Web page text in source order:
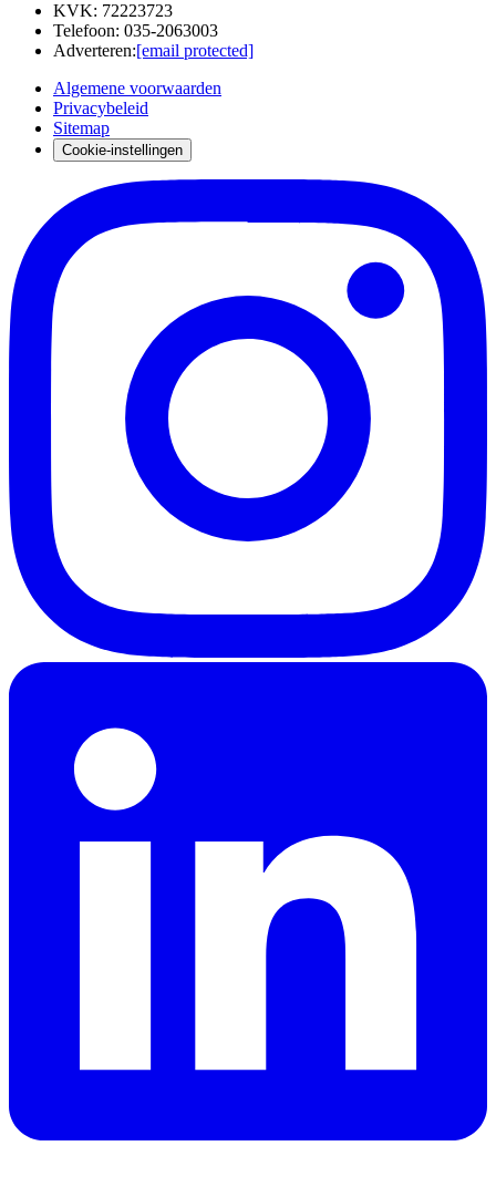
KVK: 72223723
Telefoon: 035-2063003
Adverteren:[email protected]
Algemene voorwaarden
Privacybeleid
Sitemap
Cookie-instellingen